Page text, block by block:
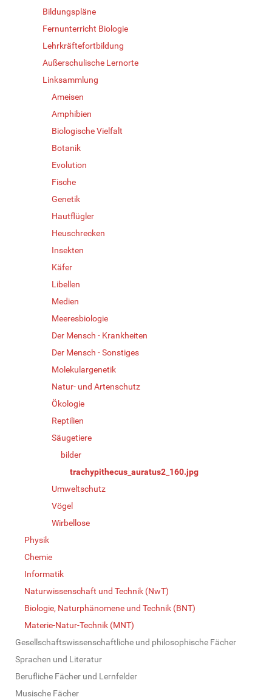
Bildungspläne
Fernunterricht Biologie
Lehrkräftefortbildung
Außerschulische Lernorte
Linksammlung
Ameisen
Amphibien
Biologische Vielfalt
Botanik
Evolution
Fische
Genetik
Hautflügler
Heuschrecken
Insekten
Käfer
Libellen
Medien
Meeresbiologie
Der Mensch - Krankheiten
Der Mensch - Sonstiges
Molekulargenetik
Natur- und Artenschutz
Ökologie
Reptilien
Säugetiere
bilder
trachypithecus_auratus2_160.jpg
Umweltschutz
Vögel
Wirbellose
Physik
Chemie
Informatik
Naturwissenschaft und Technik (NwT)
Biologie, Naturphänomene und Technik (BNT)
Materie-Natur-Technik (MNT)
Gesellschaftswissenschaftliche und philosophische Fächer
Sprachen und Literatur
Berufliche Fächer und Lernfelder
Musische Fächer